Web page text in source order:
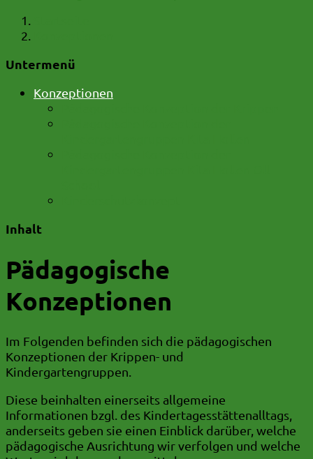
Untermenü
Konzeptionen
Inhalt
Pädagogische
Konzeptionen
Im Folgenden befinden sich die pädagogischen
Konzeptionen der Krippen- und
Kindergartengruppen.
Diese beinhalten einerseits allgemeine
Informationen bzgl. des Kindertagesstättenalltags,
anderseits geben sie einen Einblick darüber, welche
pädagogische Ausrichtung wir verfolgen und welche